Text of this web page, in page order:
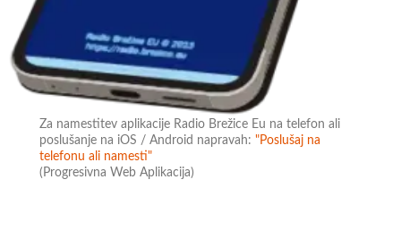
Za namestitev aplikacije Radio Brežice Eu na telefon ali
poslušanje na iOS / Android napravah:"Poslušaj na
telefonu ali namesti"
(Progresivna Web Aplikacija)